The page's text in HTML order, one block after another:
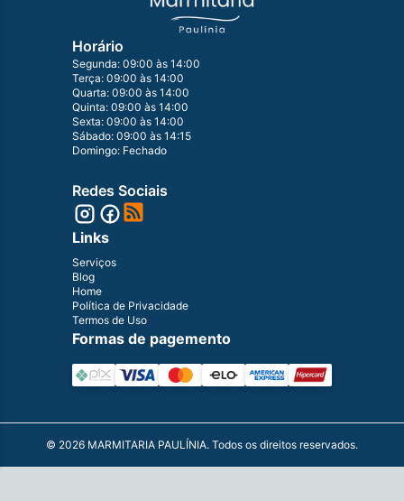
Horário
Segunda: 09:00 às 14:00
Terça: 09:00 às 14:00
Quarta: 09:00 às 14:00
Quinta: 09:00 às 14:00
Sexta: 09:00 às 14:00
Sábado: 09:00 às 14:15
Domingo: Fechado
Redes Sociais
Links
Serviços
Blog
Home
Política de Privacidade
Termos de Uso
Formas de pagemento
© 2026 MARMITARIA PAULÍNIA. Todos os direitos reservados.